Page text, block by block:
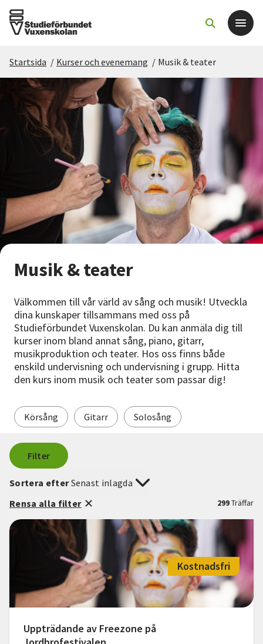
Det här gör vi
För dig som
Sök kurser och evenemang
Starta studiecirkel
Cirkelledare
Nyheter
Avdelningar
Lyssna
Startsida / Kurser och evenemang / Musik & teater
Musik & teater
Välkommen till vår värld av sång och musik! Utveckla
dina kunskaper tillsammans med oss på
Studieförbundet Vuxenskolan. Du kan anmäla dig till
kurser inom bland annat sång, piano, gitarr,
musikproduktion och teater. Hos oss finns både
enskild undervisning och undervisning i grupp. Hitta
den kurs inom musik och teater som passar dig!
Körsång Gitarr Solosång
Filter
299Träffar
Sortera efterSenast inlagda
Rensa alla filter
Uppträdande av Freezone på
Kostnadsfri